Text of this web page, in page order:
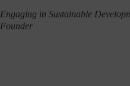
Engaging in Sustainable
Founder